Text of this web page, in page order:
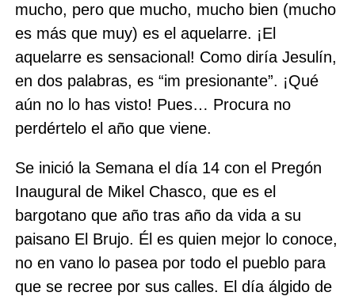
mucho, pero que mucho, mucho bien (mucho
es más que muy) es el aquelarre. ¡El
aquelarre es sensacional! Como diría Jesulín,
en dos palabras, es “im presionante”. ¡Qué
aún no lo has visto! Pues… Procura no
perdértelo el año que viene.
Se inició la Semana el día 14 con el Pregón
Inaugural de Mikel Chasco, que es el
bargotano que año tras año da vida a su
paisano El Brujo. Él es quien mejor lo conoce,
no en vano lo pasea por todo el pueblo para
que se recree por sus calles. El día álgido de